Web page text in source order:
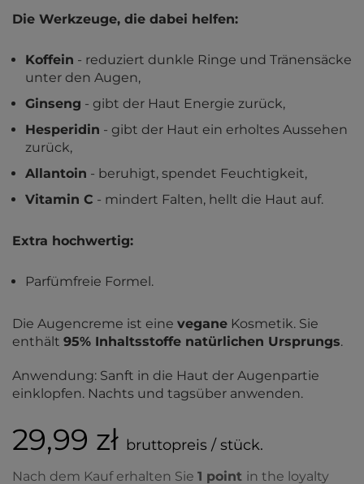
Die Werkzeuge, die dabei helfen:
Koffein - reduziert dunkle Ringe und Tränensäcke
unter den Augen,
Ginseng - gibt der Haut Energie zurück,
Hesperidin - gibt der Haut ein erholtes Aussehen
zurück,
Allantoin - beruhigt, spendet Feuchtigkeit,
Vitamin C - mindert Falten, hellt die Haut auf.
Extra hochwertig:
Parfümfreie Formel.
Die Augencreme ist eine vegane Kosmetik. Sie
enthält 95% Inhaltsstoffe natürlichen Ursprungs.
Anwendung: Sanft in die Haut der Augenpartie
einklopfen. Nachts und tagsüber anwenden.
29,99 zł bruttopreis / stück.
Nach dem Kauf erhalten Sie 1 point in the loyalty